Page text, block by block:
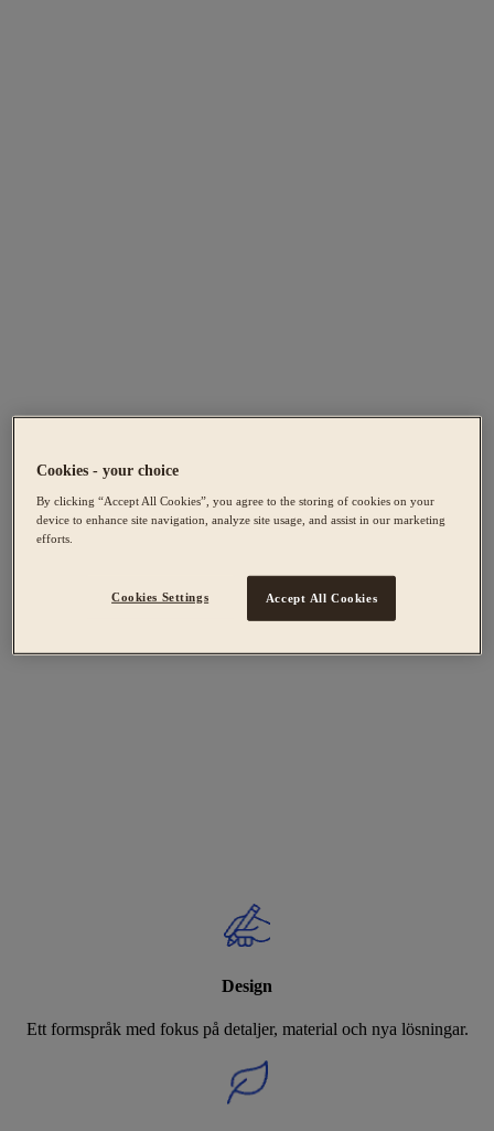
Design
Ett formspråk med fokus på detaljer, material och nya lösningar.
Cookies - your choice
By clicking “Accept All Cookies”, you agree to the storing of cookies on your
device to enhance site navigation, analyze site usage, and assist in our marketing
efforts.
Cookies Settings Accept All Cookies